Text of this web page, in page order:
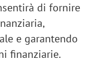
di fornire
e garantendo
finanziarie.